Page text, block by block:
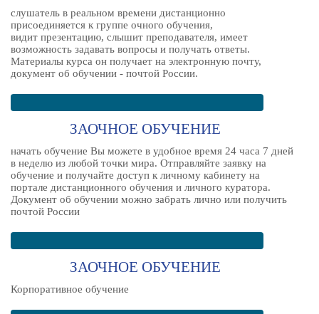
слушатель в реальном времени дистанционно
присоединяется к группе очного обучения,
видит презентацию, слышит преподавателя, имеет
возможность задавать вопросы и получать ответы.
Материалы курса он получает на электронную почту,
документ об обучении - почтой России.
ЗАОЧНОЕ ОБУЧЕНИЕ
начать обучение Вы можете в удобное время 24 часа 7 дней
в неделю из любой точки мира. Отправляйте заявку на
обучение и получайте доступ к личному кабинету на
портале дистанционного обучения и личного куратора.
Документ об обучении можно забрать лично или получить
почтой России
ЗАОЧНОЕ ОБУЧЕНИЕ
Корпоративное обучение